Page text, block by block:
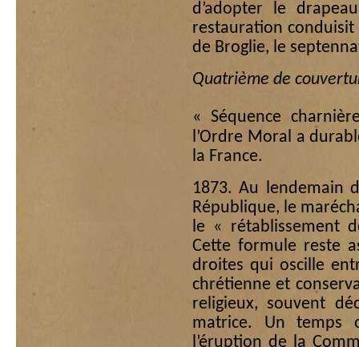
d’adopter le
restauration
de Broglie, le
Quatrième de
« Séquence
l’Ordre Moral a
la France.
1873. Au lendemain
République, le
le « rétablissement
Cette formule reste
droites qui oscille
chrétienne et
religieux, souvent
matrice. Un temps
l’éruption de la